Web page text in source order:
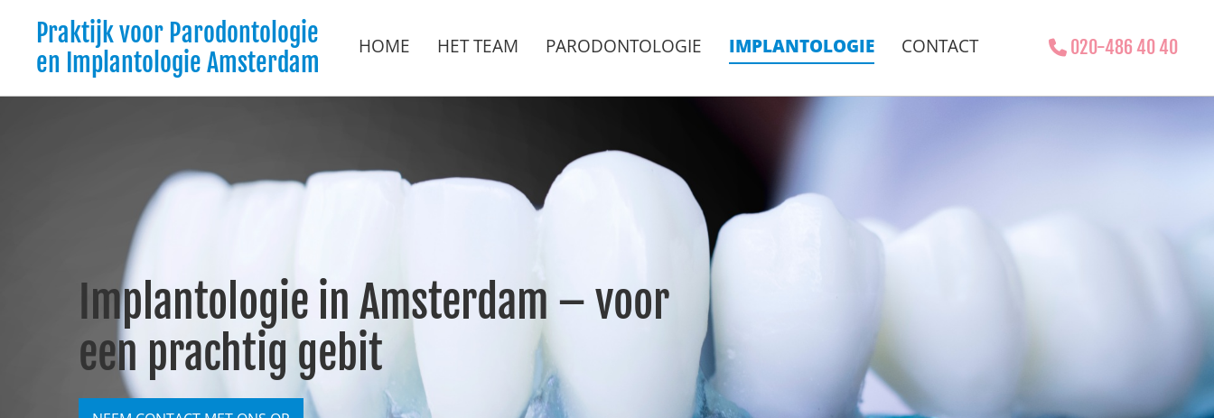
Praktijk voor Parodontologie
en Implantologie Amsterdam
HOME HET TEAM PARODONTOLOGIE IMPLANTOLOGIE CONTACT  020-486 40 40
Implantologie in Amsterdam – voor
een prachtig gebit